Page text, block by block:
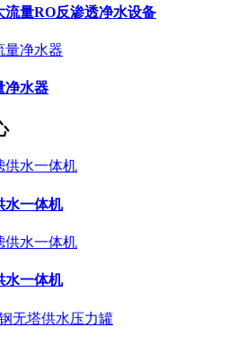
流量RO反渗透净水设备
净水器
水一体机
水一体机